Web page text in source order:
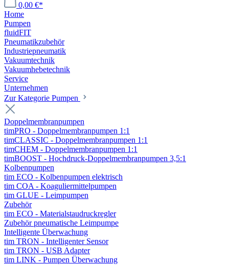
0,00 €*
Home
Pumpen
fluidFIT
Pneumatikzubehör
Industriepneumatik
Vakuumtechnik
Vakuumhebetechnik
Service
Unternehmen
Zur Kategorie Pumpen
Doppelmembranpumpen
timPRO - Doppelmembranpumpen 1:1
timCLASSIC - Doppelmembranpumpen 1:1
timCHEM - Doppelmembranpumpen 1:1
timBOOST - Hochdruck-Doppelmembranpumpen 3,5:1
Kolbenpumpen
tim ECO - Kolbenpumpen elektrisch
tim COA - Koaguliermittelpumpen
tim GLUE - Leimpumpen
Zubehör
tim ECO - Materialstaudruckregler
Zubehör pneumatische Leimpumpe
Intelligente Überwachung
tim TRON - Intelligenter Sensor
tim TRON - USB Adapter
tim LINK - Pumpen Überwachung